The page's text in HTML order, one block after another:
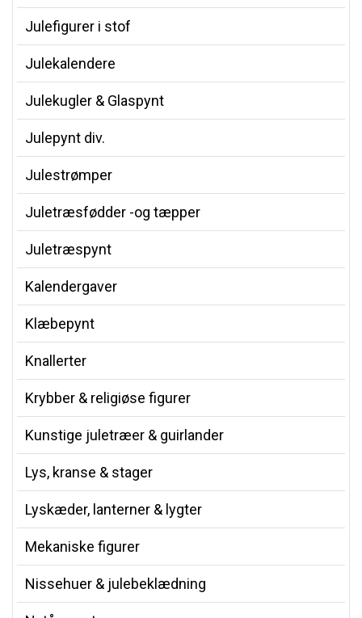
Julefigurer i stof
Julekalendere
Julekugler & Glaspynt
Julepynt div.
Julestrømper
Juletræsfødder -og tæpper
Juletræspynt
Kalendergaver
Klæbepynt
Knallerter
Krybber & religiøse figurer
Kunstige juletræer & guirlander
Lys, kranse & stager
Lyskæder, lanterner & lygter
Mekaniske figurer
Nissehuer & julebeklædning